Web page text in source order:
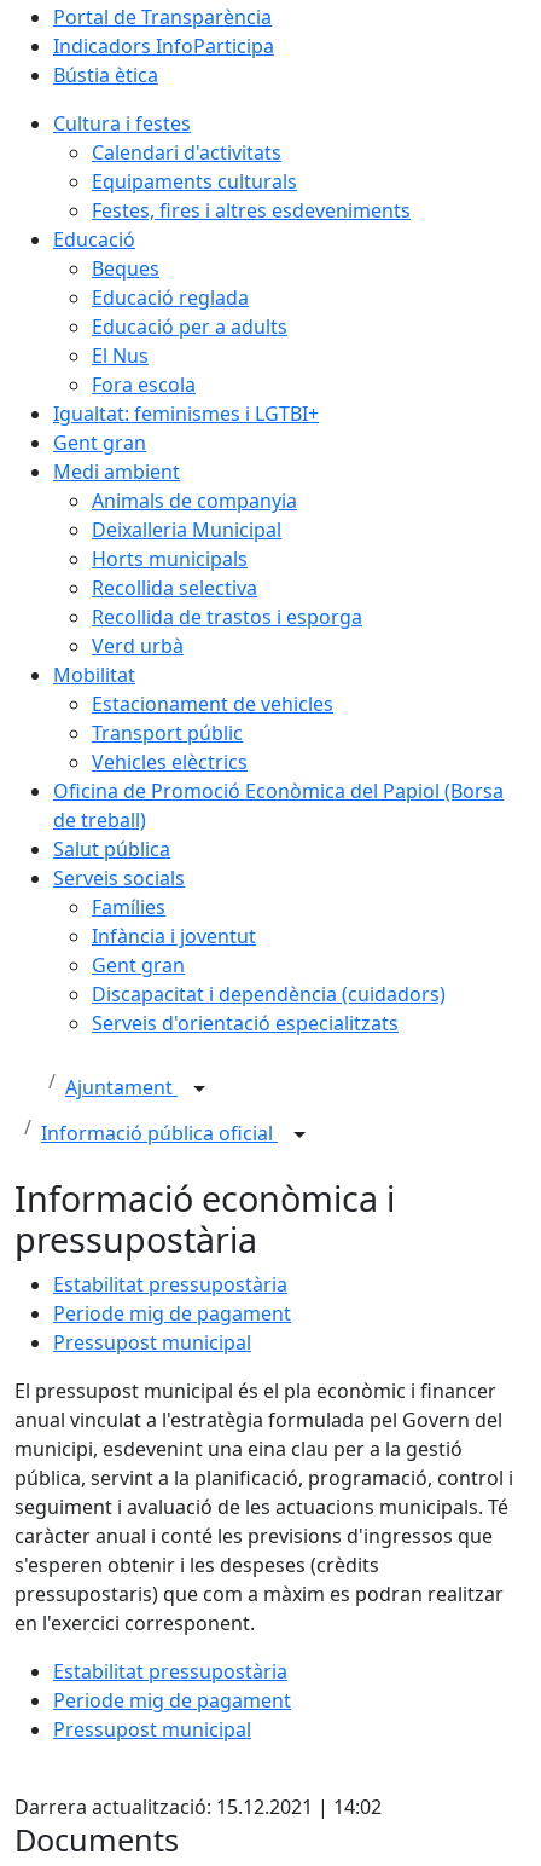
Portal de Transparència
Indicadors InfoParticipa
Bústia ètica
Cultura i festes
Calendari d'activitats
Equipaments culturals
Festes, fires i altres esdeveniments
Educació
Beques
Educació reglada
Educació per a adults
El Nus
Fora escola
Igualtat: feminismes i LGTBI+
Gent gran
Medi ambient
Animals de companyia
Deixalleria Municipal
Horts municipals
Recollida selectiva
Recollida de trastos i esporga
Verd urbà
Mobilitat
Estacionament de vehicles
Transport públic
Vehicles elèctrics
Oficina de Promoció Econòmica del Papiol (Borsa
de treball)
Salut pública
Serveis socials
Famílies
Infància i joventut
Gent gran
Discapacitat i dependència (cuidadors)
Serveis d'orientació especialitzats
Ajuntament
Informació pública oficial
Informació econòmica i
pressupostària
Estabilitat pressupostària
Periode mig de pagament
Pressupost municipal
El pressupost municipal és el pla econòmic i financer
anual vinculat a l'estratègia formulada pel Govern del
municipi, esdevenint una eina clau per a la gestió
pública, servint a la planificació, programació, control i
seguiment i avaluació de les actuacions municipals. Té
caràcter anual i conté les previsions d'ingressos que
s'esperen obtenir i les despeses (crèdits
pressupostaris) que com a màxim es podran realitzar
en l'exercici corresponent.
Estabilitat pressupostària
Periode mig de pagament
Pressupost municipal
Darrera actualització: 15.12.2021 | 14:02
Documents